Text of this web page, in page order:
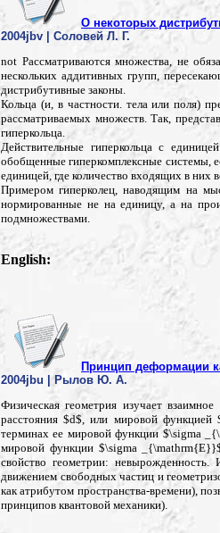
О некоторых
2004jbv | Соловей Л. Г.
not Рассматриваются множества, не
нескольких аддитивных групп,
дистрибутивные законы.
Кольца (и, в частности. тела или поля)
рассматриваемых множеств. Так,
гиперкольца.
Действительные гиперкольца с
обобщенные гиперкомплексные системы,
единицей, где количество входящих в
Примером гиперколец, наводящим на
нормированные не на единицу, а на
подмножествами.
English:
Принцип деформации
2004jbu | Рылов Ю. А.
Физическая геометрия изучает
расстояния $d$, или мировой функцией
терминах ее мировой функции $\sigma
мировой функции $\sigma
свойство геометрии: невырожденность.
движением свободных частиц и
как атрибутом пространства-времени),
принципов квантовой механики).